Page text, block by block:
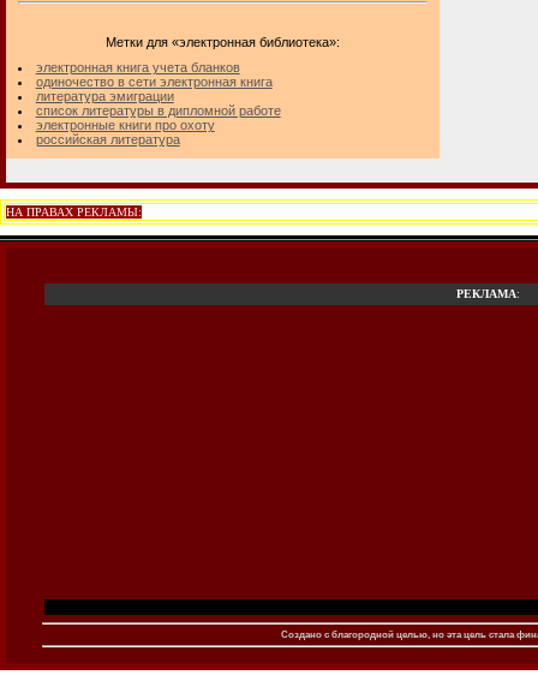
Метки для «электронная библиотека»:
электронная книга учета бланков
одиночество в сети электронная книга
литература эмиграции
список литературы в дипломной работе
электронные книги про охоту
российская литература
НА ПРАВАХ РЕКЛАМЫ:
РЕКЛАМА:
Создано c благородной целью, но эта цель стала